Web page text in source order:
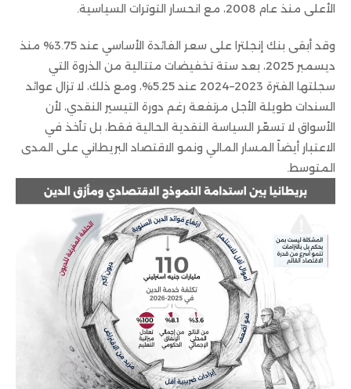
الأعلى منذ عام 2008، مع انحسار التوترات السياسية.
وقد أبقى بنك إنجلترا على سعر الفائدة الأساسي عند 3.75% منذ
ديسمبر 2025، بعد ستة تخفيضات متتالية من الذروة التي
سجلتها الفترة 2023–2024 عند 5.25%، ومع ذلك، لا تزال عوائد
السندات طويلة الأجل مرتفعة رغم دورة التيسير النقدي، لأن
الأسواق لا تسعّر السياسة النقدية الحالية فقط، بل تأخذ في
الاعتبار أيضاً المسار المالي ونمو الاقتصاد البريطاني على المدى
المتوسط.